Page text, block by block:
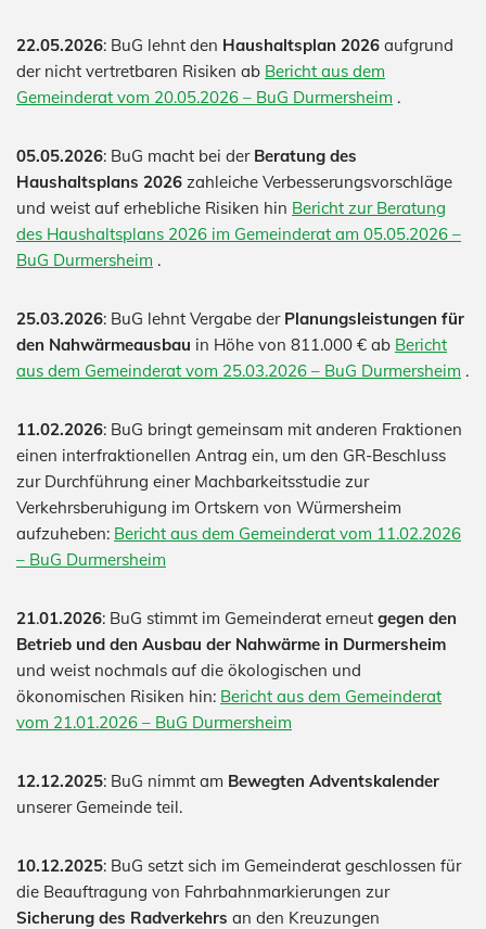
22.05.2026: BuG lehnt den Haushaltsplan 2026 aufgrund
der nicht vertretbaren Risiken ab Bericht aus dem
Gemeinderat vom 20.05.2026 – BuG Durmersheim .
05.05.2026: BuG macht bei der Beratung des
Haushaltsplans 2026 zahleiche Verbesserungsvorschläge
und weist auf erhebliche Risiken hin Bericht zur Beratung
des Haushaltsplans 2026 im Gemeinderat am 05.05.2026 –
BuG Durmersheim .
25.03.2026: BuG lehnt Vergabe der Planungsleistungen für
den Nahwärmeausbau in Höhe von 811.000 € ab Bericht
aus dem Gemeinderat vom 25.03.2026 – BuG Durmersheim .
11.02.2026: BuG bringt gemeinsam mit anderen Fraktionen
einen interfraktionellen Antrag ein, um den GR-Beschluss
zur Durchführung einer Machbarkeitsstudie zur
Verkehrsberuhigung im Ortskern von Würmersheim
aufzuheben: Bericht aus dem Gemeinderat vom 11.02.2026
– BuG Durmersheim
21.01.2026: BuG stimmt im Gemeinderat erneut gegen den
Betrieb und den Ausbau der Nahwärme in Durmersheim
und weist nochmals auf die ökologischen und
ökonomischen Risiken hin: Bericht aus dem Gemeinderat
vom 21.01.2026 – BuG Durmersheim
12.12.2025: BuG nimmt am Bewegten Adventskalender
unserer Gemeinde teil.
10.12.2025: BuG setzt sich im Gemeinderat geschlossen für
die Beauftragung von Fahrbahnmarkierungen zur
Sicherung des Radverkehrs an den Kreuzungen